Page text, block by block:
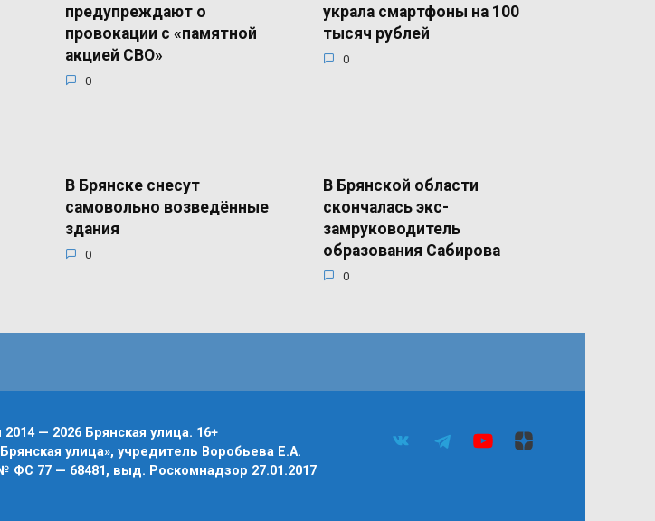
предупреждают о
провокации с «памятной
акцией СВО»
0
украла смартфоны на 100
тысяч рублей
0
В Брянске снесут
самовольно возведённые
здания
0
В Брянской области
скончалась экс-
замруководитель
образования Сабирова
0
— 2026 Брянская улица. 16+
улица», учредитель Воробьева Е.А.
77 — 68481, выд. Роскомнадзор 27.01.2017